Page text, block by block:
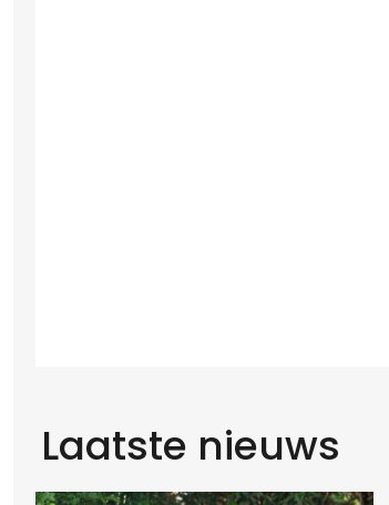
Laatste nieuws